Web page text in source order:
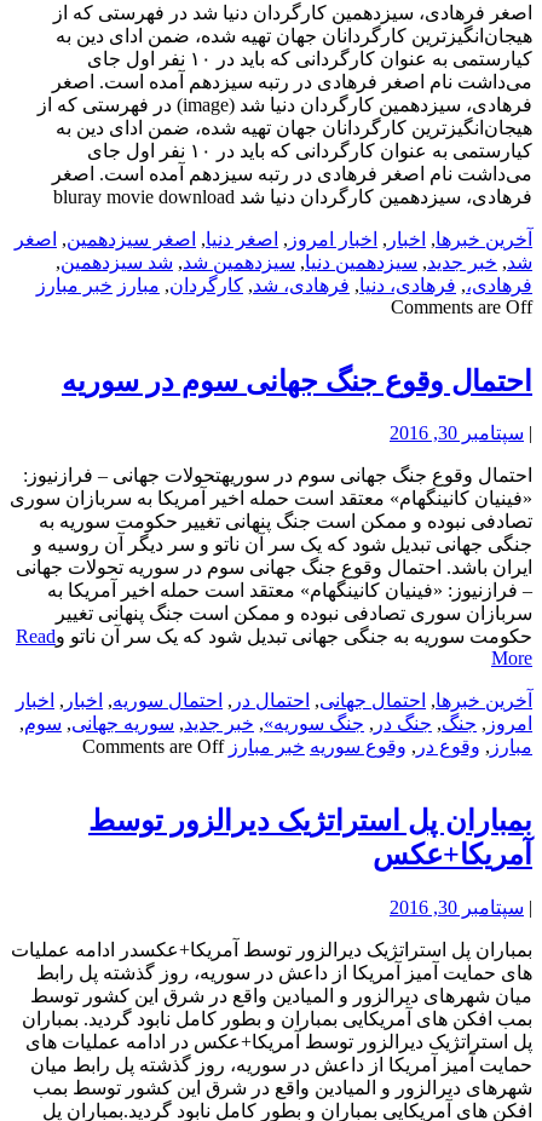
اصغر فرهادی، سیزدهمین کارگردان دنیا شد در فهرستی که از
هیجان‌انگیزترین کارگردانان جهان تهیه شده، ضمن ادای دین به
کیارستمی به عنوان کارگردانی که باید در ۱۰ نفر اول جای
می‌داشت نام اصغر فرهادی در رتبه سیزدهم آمده است. اصغر
فرهادی، سیزدهمین کارگردان دنیا شد (image) در فهرستی که از
هیجان‌انگیزترین کارگردانان جهان تهیه شده، ضمن ادای دین به
کیارستمی به عنوان کارگردانی که باید در ۱۰ نفر اول جای
می‌داشت نام اصغر فرهادی در رتبه سیزدهم آمده است. اصغر
فرهادی، سیزدهمین کارگردان دنیا شد bluray movie download
آخرین خبرها, اخبار , اخبار امروز , اصغر دنیا, اصغر سیزدهمین, اصغر
شد, خبر جدید, سیزدهمین دنیا, سیزدهمین شد, شد سیزدهمین,
فرهادی،, فرهادی، دنیا, فرهادی، شد, کارگردان, مبارز خبر مبارز
Comments are Off
احتمال وقوع جنگ جهانی سوم در سوریه
| سپتامبر 30, 2016
احتمال وقوع جنگ جهانی سوم در سوریهتحولات جهانی – فرازنیوز:
«فینیان کانینگهام» معتقد است حمله اخیر آمریکا به سربازان سوری
تصادفی نبوده و ممکن است جنگ پنهانی تغییر حکومت سوریه به
جنگی جهانی تبدیل شود که یک سر آن ناتو و سر دیگر آن روسیه و
ایران باشد. احتمال وقوع جنگ جهانی سوم در سوریه تحولات جهانی
– فرازنیوز: «فینیان کانینگهام» معتقد است حمله اخیر آمریکا به
سربازان سوری تصادفی نبوده و ممکن است جنگ پنهانی تغییر
حکومت سوریه به جنگی جهانی تبدیل شود که یک سر آن ناتو وRead
More
آخرین خبرها, احتمال جهانی, احتمال در , احتمال سوریه, اخبار , اخبار
امروز , جنگ, جنگ در , جنگ سوریه», خبر جدید, سوریه جهانی, سوم,
مبارز , وقوع در , وقوع سوریه خبر مبارز Comments are Off
بمباران پل استراتژیک دیرالزور توسط
آمریکا+عکس
| سپتامبر 30, 2016
بمباران پل استراتژیک دیرالزور توسط آمریکا+عکسدر ادامه عملیات
های حمایت آمیز آمریکا از داعش در سوریه، روز گذشته پل رابط
میان شهرهای دیرالزور و المیادین واقع در شرق این کشور توسط
بمب افکن های آمریکایی بمباران و بطور کامل نابود گردید. بمباران
پل استراتژیک دیرالزور توسط آمریکا+عکس در ادامه عملیات های
حمایت آمیز آمریکا از داعش در سوریه، روز گذشته پل رابط میان
شهرهای دیرالزور و المیادین واقع در شرق این کشور توسط بمب
افکن های آمریکایی بمباران و بطور کامل نابود گردید.بمباران پل